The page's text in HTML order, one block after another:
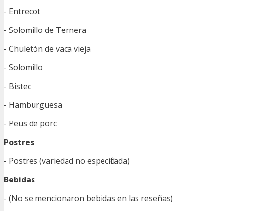
- Entrecot
- Solomillo de Ternera
- Chuletón de vaca vieja
- Solomillo
- Bistec
- Hamburguesa
- Peus de porc
Postres
- Postres (variedad no especificada)
Bebidas
- (No se mencionaron bebidas en las reseñas)